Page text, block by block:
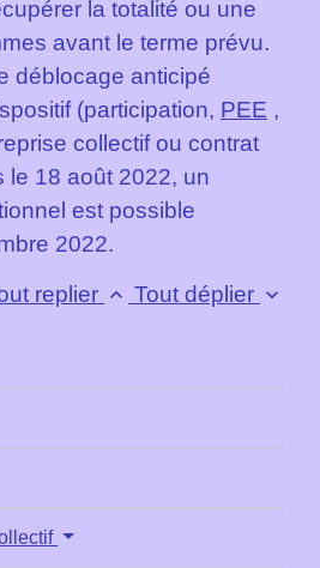
la totalité ou une
avant le terme prévu.
déblocage anticipé
(participation, PEE ,
collectif ou contrat
le 18 août 2022, un
est possible
2022.
replier keyboard_arrow_up Tout déplier keyboard_arrow_down